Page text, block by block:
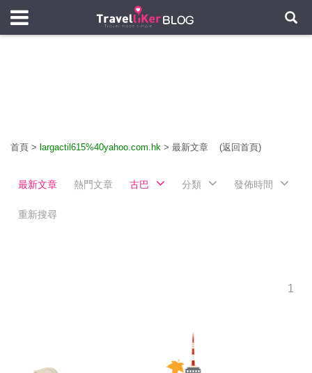
首頁 > largactil615%40yahoo.com.hk > 最新文章 (返回首頁)
最新文章 熱門文章 古巴 分類 發佈時間
重新搜尋
1